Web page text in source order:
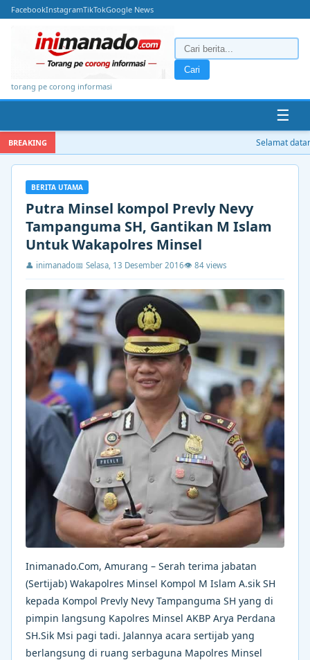
FacebookInstagramTikTokGoogle News
torang pe corong informasi
Cari
☰
BREAKING Selamat
BERITA UTAMA
Putra Minsel kompol Prevly Nevy
Tampanguma SH, Gantikan M Islam
Untuk Wakapolres Minsel
👤 inimanado📅 Selasa, 13 Desember 2016👁 84 views
Inimanado.Com, Amurang – Serah terima jabatan
(Sertijab) Wakapolres Minsel Kompol M Islam A.sik SH
kepada Kompol Prevly Nevy Tampanguma SH yang di
pimpin langsung Kapolres Minsel AKBP Arya Perdana
SH.Sik Msi pagi tadi. Jalannya acara sertijab yang
berlangsung di ruang serbaguna Mapolres Minsel